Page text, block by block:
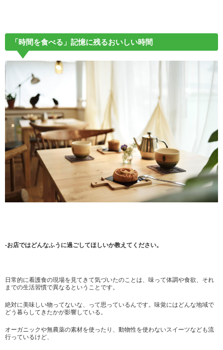
「時間を食べる」記憶に残るおいしい時間
-お店ではどんなふうに過ごしてほしいか教えてください。
日常的に看護食の現場を見てきて気づいたのことは、味って体調や食欲、それ
までの生活習慣で異なるということです。
絶対に美味しい物ってないな、って思っているんです。味覚にはどんな地域で
どう暮らしてきたかが影響している。
オーガニックや無農薬の素材を使ったり、動物性を使わないスイーツなども流
行っているけど、